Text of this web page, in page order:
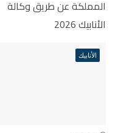
المملكة عن طريق وكالة
الأنابيك 2026
الأنابيك